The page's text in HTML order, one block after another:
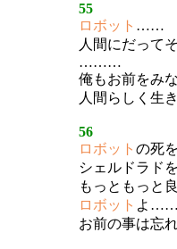
55
ロボット ……
人間にだって
………
俺もお前をみ
人間らしく
56
ロボット の死
シェルドラド
もっともっと
ロボット よ
お前の事は忘